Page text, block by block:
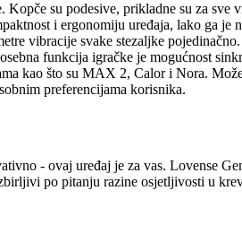
su podesive, prikladne su za sve
i ergonomiju uređaja, lako ga
vibracije svake stezaljke
funkcija igračke je mogućnost
kao što su MAX 2, Calor i Nora.
preferencijama korisnika.
- ovaj uređaj je za vas. Lovense
po pitanju razine osjetljivosti u